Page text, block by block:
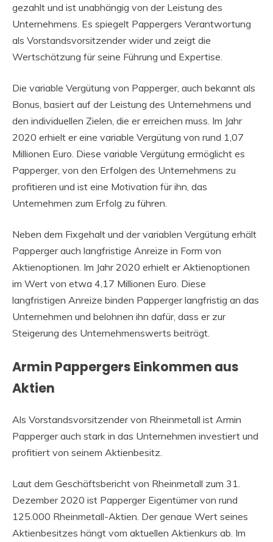
gezahlt und ist unabhängig von der Leistung des
Unternehmens. Es spiegelt Pappergers Verantwortung
als Vorstandsvorsitzender wider und zeigt die
Wertschätzung für seine Führung und Expertise.
Die variable Vergütung von Papperger, auch bekannt als
Bonus, basiert auf der Leistung des Unternehmens und
den individuellen Zielen, die er erreichen muss. Im Jahr
2020 erhielt er eine variable Vergütung von rund 1,07
Millionen Euro. Diese variable Vergütung ermöglicht es
Papperger, von den Erfolgen des Unternehmens zu
profitieren und ist eine Motivation für ihn, das
Unternehmen zum Erfolg zu führen.
Neben dem Fixgehalt und der variablen Vergütung erhält
Papperger auch langfristige Anreize in Form von
Aktienoptionen. Im Jahr 2020 erhielt er Aktienoptionen
im Wert von etwa 4,17 Millionen Euro. Diese
langfristigen Anreize binden Papperger langfristig an das
Unternehmen und belohnen ihn dafür, dass er zur
Steigerung des Unternehmenswerts beiträgt.
Armin Pappergers Einkommen aus
Aktien
Als Vorstandsvorsitzender von Rheinmetall ist Armin
Papperger auch stark in das Unternehmen investiert und
profitiert von seinem Aktienbesitz.
Laut dem Geschäftsbericht von Rheinmetall zum 31.
Dezember 2020 ist Papperger Eigentümer von rund
125.000 Rheinmetall-Aktien. Der genaue Wert seines
Aktienbesitzes hängt vom aktuellen Aktienkurs ab. Im